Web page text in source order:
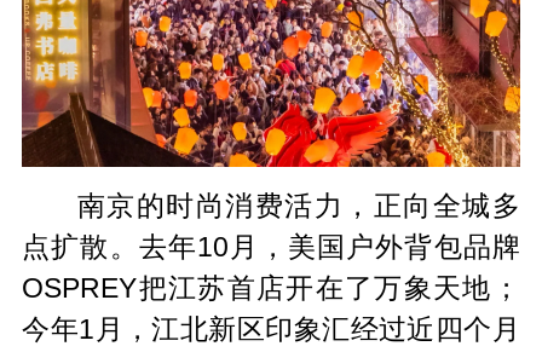
南京的时尚消费活力，正向全城多
点扩散。去年10月，美国户外背包品牌
OSPREY把江苏首店开在了万象天地；
今年1月，江北新区印象汇经过近四个月